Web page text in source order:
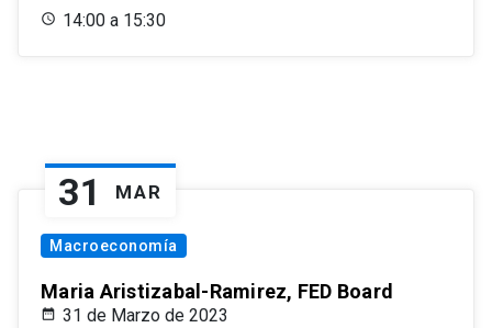
14:00 a 15:30
31 MAR
Macroeconomía
Maria Aristizabal-Ramirez, FED Board
31 de Marzo de 2023